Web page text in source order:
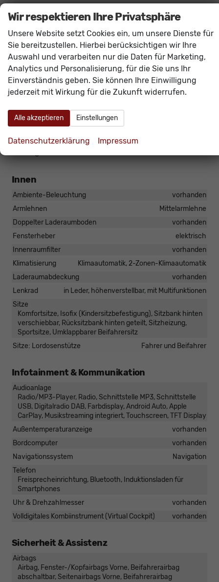
Zentralverriegelung mit Funkfernbedienung,
Verkehrszeichenerkennung ,Wireless App-
Connect(Navigation bequem über Smartphone-
Apps wie Google Maps oder Apple Karten
möglich)
Das Fahrzeug verfügt über kein fest verbautes
Navigationssystem. Durch
Android Autoist jedoch eine
kompatible Smartphone-Apps (z.B. Google Maps
oder Apple Karten) über den Fahrzeugbildschirm
Innen
Ambiente-Beleuchtung
vorhanden
Armlehnen
Mittelarmlehne
Doppelter Laderaumboden
vorhanden
Fensterheber
elektrisch
Innenraumfilter
vorhanden
Klimatisierung
Klimaautomatik, 2-Zonen-Klimaautomatik
Laderaumabdeckung
vorhanden
Lenkrad
in Leder, höhenverstellbar, mit Multifunktionen
Sitze
Komfortsitze, Isofix (Kindersitzbefestigung), Sitzbank hinten
verschiebbar, Rücksitzbank hinten geteilt, Sitzheizung,
Sportsitze, Umklappbarer Beifahrersitz
Sitze: Lordosenstütze
Fahrer und Beifahrer
Infotainment & Kommunikation
Audioanlage
Radio/MP3-Player, Radio, Schnittstelle MP3, Schnittstelle
USB, Digitalradio DAB, Farbdisplay, Android Auto, Apple
CarPlay, Musikstreaming integriert, Touchscreen, TFT Display
Außentemperaturanzeige
vorhanden
Bordcomputer
vorhanden
Navigationssystem
Navigation
Telefon
Freisprecheinrichtung, Bluetooth, Induktionsladen für
Smartphones
Uhr & Drehzahlmesser
vorhanden
Volldigitales Kombiinstrument (Virtual Cockpit)
vorhanden
Sicherheit & Assistenz
Airbags
Airbag, Fenster-/Kopfairbags Vorne, Beifahrerairbag
abschaltbar, Seitenairbags Vorne, Beifahrerairbag
Wir respektieren Ihre Privatsphäre
Unsere Website setzt Cookies ein, um unsere Dienste für
Sie bereitzustellen. Hierbei berücksichtigen wir Ihre
Auswahl und verarbeiten nur die Daten für Marketing,
Analytics und Personalisierung, für die Sie uns Ihr
Einverständnis geben. Sie können Ihre Einwilligung
jederzeit mit Wirkung für die Zukunft widerrufen.
Alle akzeptieren Einstellungen
Datenschutzerklärung Impressum